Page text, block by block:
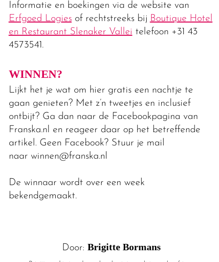
Informatie en boekingen via de website van
Erfgoed Logiesof rechtstreeks bij Boutique Hotel
en Restaurant Slenaker Vallei telefoon +31 43
4573541.
WINNEN?
Lijkt het je wat om hier gratis een nachtje te
gaan genieten? Met z’n tweetjes en inclusief
ontbijt? Ga dan naar de Facebookpagina van
Franska.nl en reageer daar op het betreffende
artikel. Geen Facebook? Stuur je mail
naar winnen@franska.nl
De winnaar wordt over een week
bekendgemaakt.
Door:Brigitte Bormans